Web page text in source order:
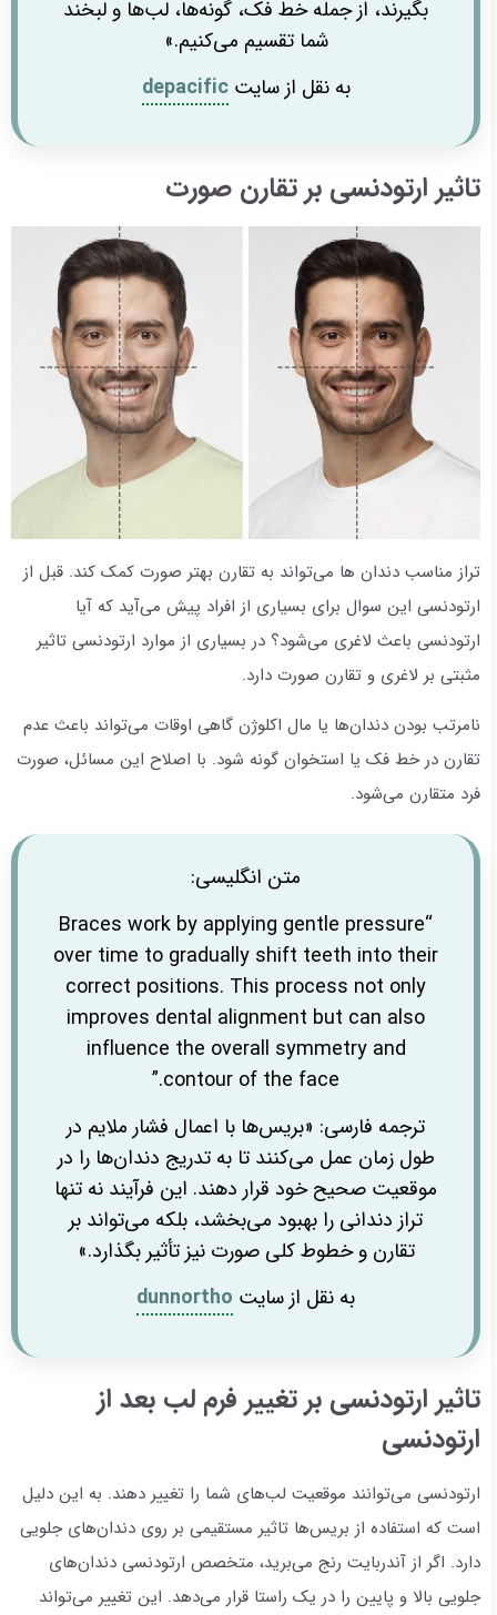
بگیرند، از جمله خط فک، گونه‌ها، لب‌ها و لبخند
شما تقسیم می‌کنیم.»
به نقل از سایتdepacific
تاثیر ارتودنسی بر تقارن صورت
تراز مناسب دندان ها می‌تواند به تقارن بهتر صورت کمک کند. قبل از
ارتودنسی این سوال برای بسیاری از افراد پیش می‌آید که آیا
ارتودنسی باعث لاغری می‌شود؟ در بسیاری از موارد ارتودنسی تاثیر
مثبتی بر لاغری و تقارن صورت دارد.
نامرتب بودن دندان‌ها یا مال اکلوژن گاهی اوقات می‌تواند باعث عدم
تقارن در خط فک یا استخوان گونه شود. با اصلاح این مسائل، صورت
فرد متقارن می‌شود.
متن انگلیسی:
“Braces work by applying gentle pressure
over time to gradually shift teeth into their
correct positions. This process not only
improves dental alignment but can also
influence the overall symmetry and
contour of the face.”
ترجمه فارسی: «بریس‌ها با اعمال فشار ملایم در
طول زمان عمل می‌کنند تا به تدریج دندان‌ها را در
موقعیت صحیح خود قرار دهند. این فرآیند نه تنها
تراز دندانی را بهبود می‌بخشد، بلکه می‌تواند بر
تقارن و خطوط کلی صورت نیز تأثیر بگذارد.»
به نقل از سایت dunnortho
تاثیر ارتودنسی بر تغییر فرم لب بعد از
ارتودنسی
ارتودنسی می‌توانند موقعیت لب‌های شما را تغییر دهند. به این دلیل
است که استفاده از بریس‌ها تاثیر مستقیمی بر روی دندان‌های جلویی
دارد. اگر از آندربایت رنج می‌برید، متخصص ارتودنسی دندان‌های
جلویی بالا و پایین را در یک راستا قرار می‌دهد. این تغییر می‌تواند